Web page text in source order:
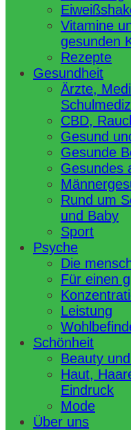
Vitamine
gesunden
Rezepte
Gesundheit
Ärzte,
CBD,
Gesund
Gesunde
Gesundes
Rund um
und Baby
Sport
Psyche
Die
Für einen
Leistung
Schönheit
Beauty
Haut,
Eindruck
Mode
Über uns